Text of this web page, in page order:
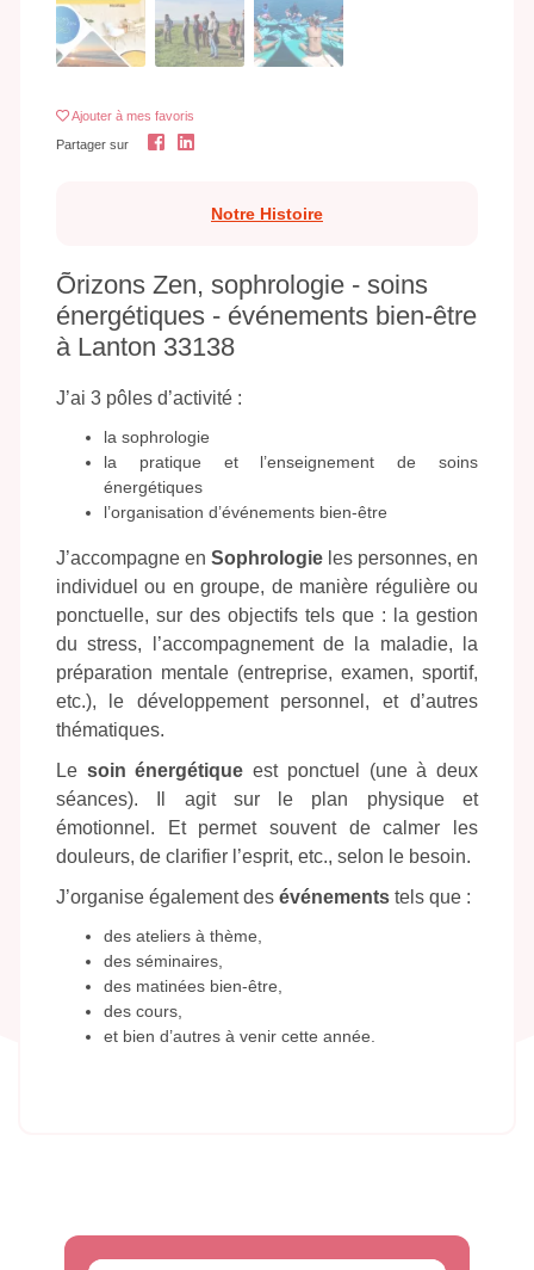
Ajouter à mes favoris
Partager sur
Notre Histoire
Õrizons Zen, sophrologie - soins
énergétiques - événements bien-être
à Lanton 33138
J’ai 3 pôles d’activité :
la sophrologie
la pratique et l’enseignement de soins
énergétiques
l’organisation d’événements bien-être
J’accompagne en Sophrologie les personnes, en
individuel ou en groupe, de manière régulière ou
ponctuelle, sur des objectifs tels que : la gestion
du stress, l’accompagnement de la maladie, la
préparation mentale (entreprise, examen, sportif,
etc.), le développement personnel, et d’autres
thématiques.
Le soin énergétiqueest ponctuel (une à deux
séances). Il agit sur le plan physique et
émotionnel. Et permet souvent de calmer les
douleurs, de clarifier l’esprit, etc., selon le besoin.
J’organise également des événements tels que :
des ateliers à thème,
des séminaires,
des matinées bien-être,
des cours,
et bien d’autres à venir cette année.